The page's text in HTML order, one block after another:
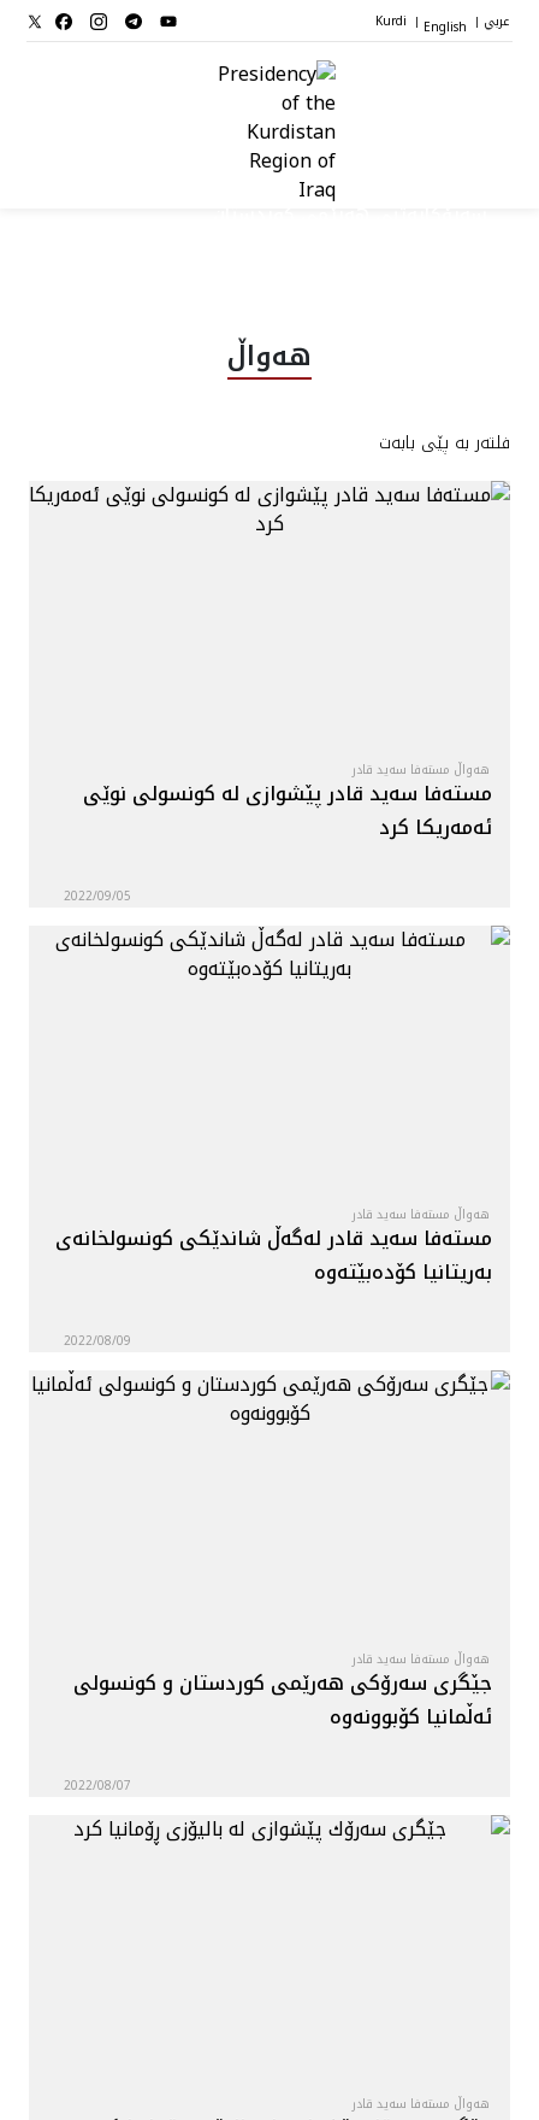
عربي |
English
|
Kurdi
جێگرانی سه‌رۆک
ستافی سەرۆکایەتی
هەواڵ
فلتەر بە پێی بابەت
هەواڵ مستەفا سەید قادر
مستەفا سەید قادر پێشوازی لە كونسولی نوێی
ئەمەریكا كرد
2022/09/05
هەواڵ مستەفا سەید قادر
مستەفا سەید قادر لەگەڵ شاندێكی كونسولخانەی
بەریتانیا كۆدەبێتەوە
2022/08/09
هەواڵ مستەفا سەید قادر
جێگری سەرۆكی هەرێمی كوردستان و كونسولی
ئەڵمانیا كۆبوونەوە
2022/08/07
هەواڵ مستەفا سەید قادر